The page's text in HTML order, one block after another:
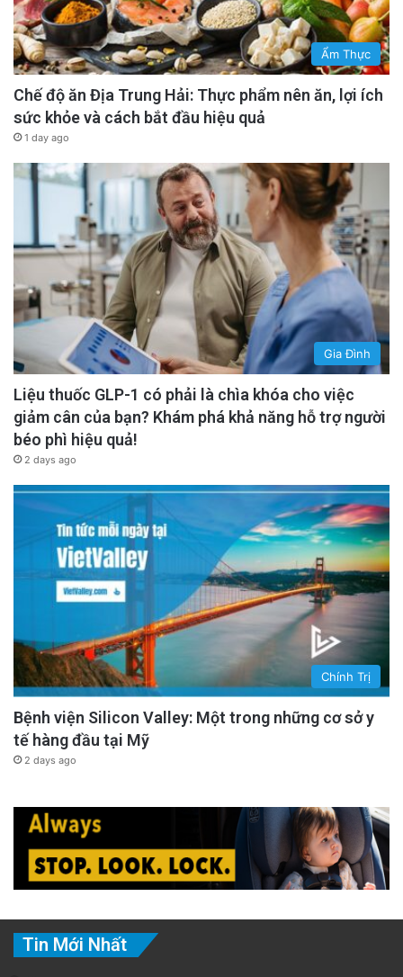
Ẩm Thực
Chế độ ăn Địa Trung Hải: Thực phẩm nên ăn, lợi ích
sức khỏe và cách bắt đầu hiệu quả
1 day ago
Gia Đình
Liệu thuốc GLP-1 có phải là chìa khóa cho việc
giảm cân của bạn? Khám phá khả năng hỗ trợ người
béo phì hiệu quả!
2 days ago
Chính Trị
Bệnh viện Silicon Valley: Một trong những cơ sở y
tế hàng đầu tại Mỹ
2 days ago
Tin Mới Nhất